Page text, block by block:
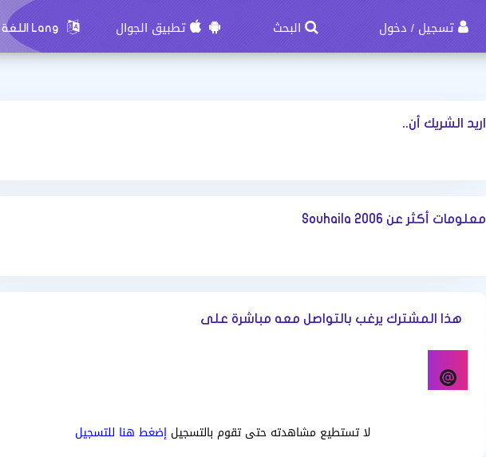
تسجيل / دخول البحث تطبيق الجوال Lang اللغة
اريد الشريك أن..
معلومات أكثر عن Souhaila 2006
هذا المشترك يرغب بالتواصل معه مباشرة على
لا تستطيع مشاهدته حتى تقوم بالتسجيل إضغط هنا للتسجيل